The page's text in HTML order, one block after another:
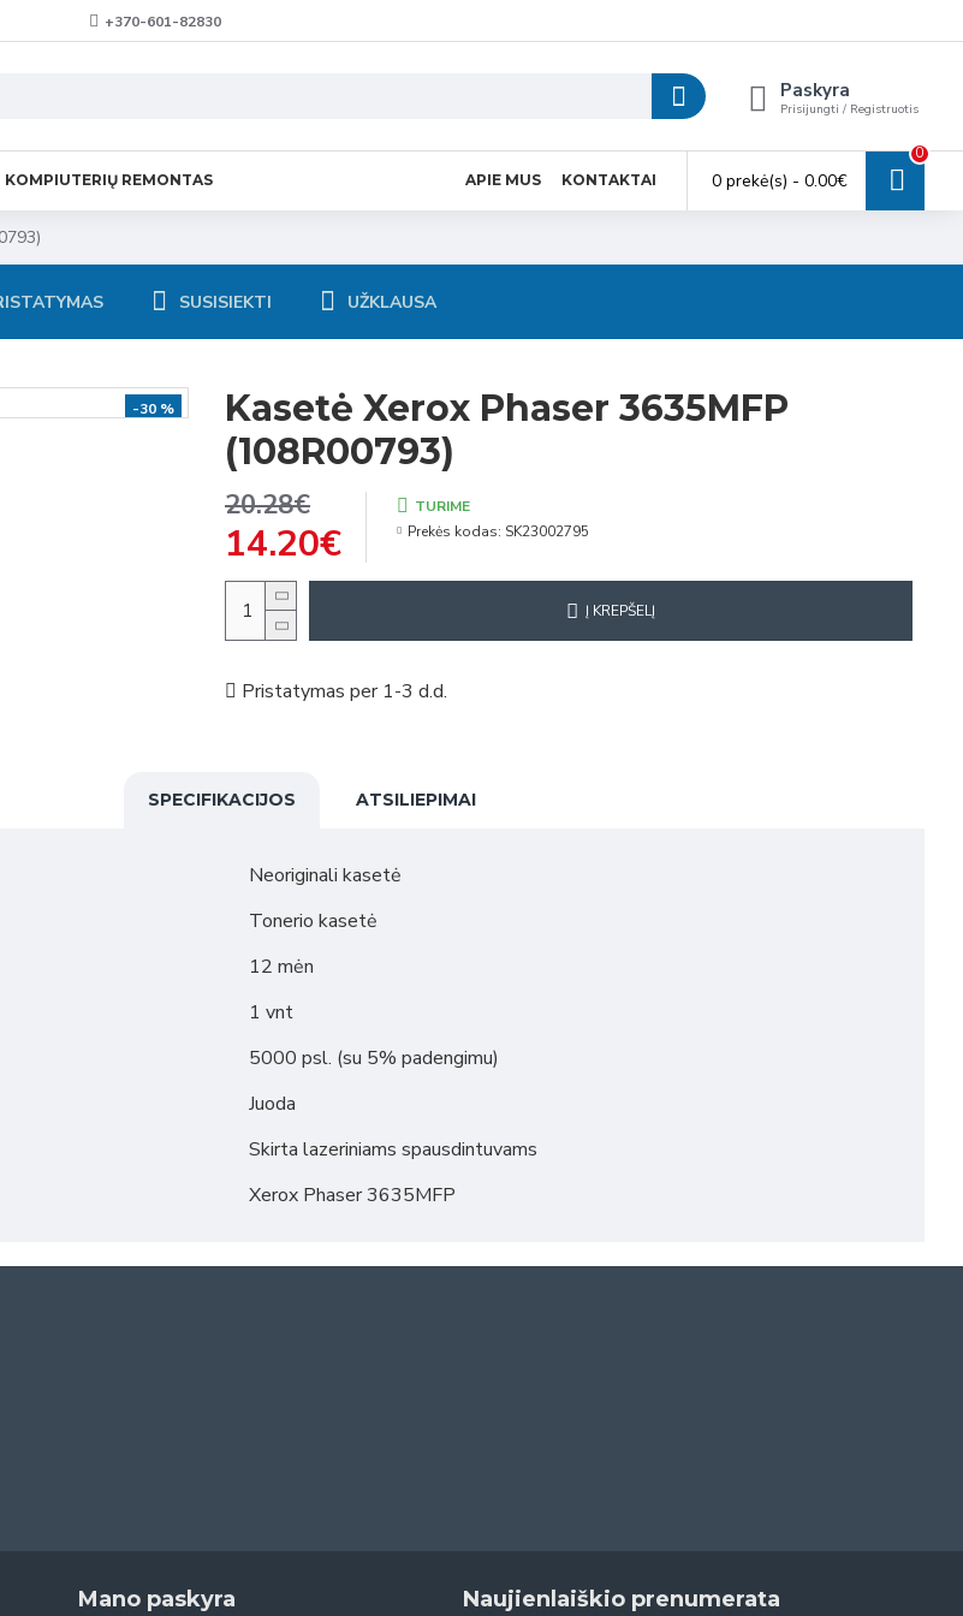
+370-601-82830
Paskyra
Prisijungti / Registruotis
KOMPIUTERIŲ REMONTAS APIE MUS KONTAKTAI 0 prekė(s) - 0.00€
0
SUSISIEKTI UŽKLAUSA
-30 %
Kasetė Xerox Phaser 3635MFP
(108R00793)
20.28€
14.20€
TURIME
Prekės kodas: SK23002795
Į KREPŠELĮ
Pristatymas per 1-3 d.d.
SPECIFIKACIJOS ATSILIEPIMAI
Neoriginali kasetė
Tonerio kasetė
12 mėn
1 vnt
5000 psl. (su 5% padengimu)
Juoda
Skirta lazeriniams spausdintuvams
Xerox Phaser 3635MFP
Mano paskyra Naujienlaiškio prenumerata